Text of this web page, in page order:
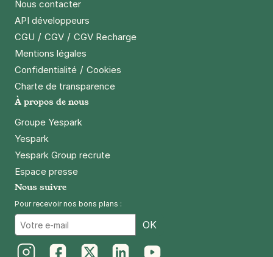
3,50 € /heure,25 €/jour,
Paris - Gare de Lyon - Citadines
3 €/heure,29 €/jour,80 €/semaine
Réserver
+ Abonnements disponibles
Paris - Hôtel de Ville - Saint-Paul
6 rue de Moussy
Nous contacter
API développeurs
CGU / CGV / CGV Recharge
Mentions légales
Confidentialité / Cookies
Charte de transparence
À propos de nous
Groupe Yespark
Yespark
Yespark Group recrute
Espace presse
Nous suivre
Pour recevoir nos bons plans :
OK